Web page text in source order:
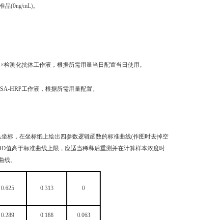
(0ng/mL)。
测化抗体工作液，根据所需用量当日配置当日使用。
HRP工作液，根据所需用量配置。
标，在坐标纸上绘出四参数逻辑函数的标准曲线(作图时去掉空
值高于标准曲线上限，应适当稀释后重测并在计算样本浓度时
。
0.625 0.313 0
0.289 0.188 0.063